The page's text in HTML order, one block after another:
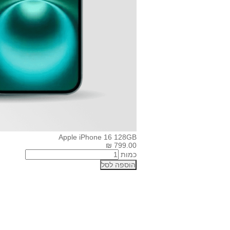
Apple iPhone 16 128GB
799.00 ₪
כמות
הוספה לסל